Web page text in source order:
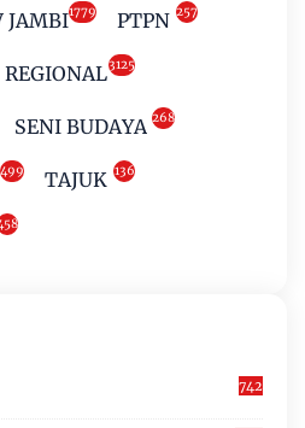
JAMBI1779 PTPN 257
REGIONAL3125
SENI BUDAYA 268
499 TAJUK 136
742